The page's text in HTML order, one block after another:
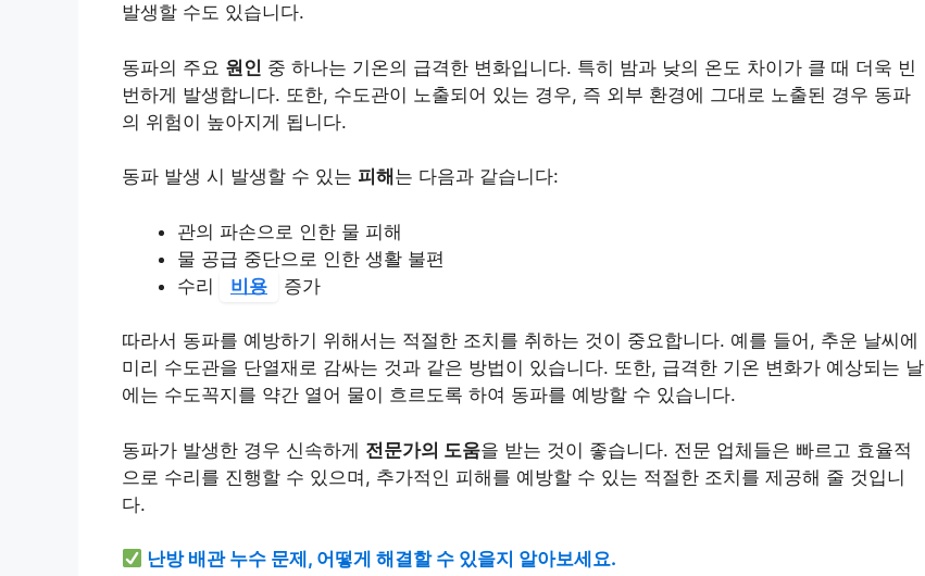
발생할 수도 있습니다.
동파의 주요 원인 중 하나는 기온의 급격한 변화입니다. 특히 밤과 낮의 온도 차이가 클 때 더욱 빈
번하게 발생합니다. 또한, 수도관이 노출되어 있는 경우, 즉 외부 환경에 그대로 노출된 경우 동파
의 위험이 높아지게 됩니다.
동파 발생 시 발생할 수 있는 피해 는 다음과 같습니다:
관의 파손으로 인한 물 피해
물 공급 중단으로 인한 생활 불편
수리
비용 증가
따라서 동파를 예방하기 위해서는 적절한 조치를 취하는 것이 중요합니다. 예를 들어, 추운 날씨에
미리 수도관을 단열재로 감싸는 것과 같은 방법이 있습니다. 또한, 급격한 기온 변화가 예상되는 날
에는 수도꼭지를 약간 열어 물이 흐르도록 하여 동파를 예방할 수 있습니다.
동파가 발생한 경우 신속하게 전문가의 도움을 받는 것이 좋습니다. 전문 업체들은 빠르고 효율적
으로 수리를 진행할 수 있으며, 추가적인 피해를 예방할 수 있는 적절한 조치를 제공해 줄 것입니
다.
난방 배관 누수 문제, 어떻게 해결할 수 있을지 알아보세요.